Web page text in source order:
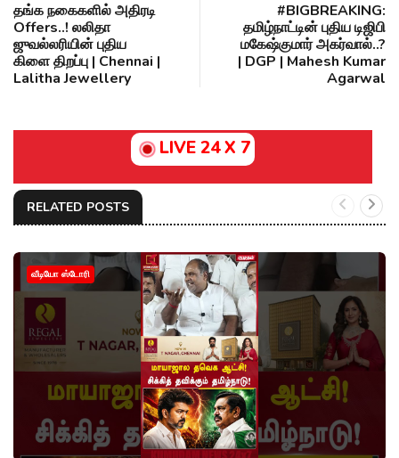
தங்க நகைகளில் அதிரடி
Offers..! லலிதா
ஜுவல்லரியின் புதிய
கிளை திறப்பு | Chennai |
Lalitha Jewellery
#BIGBREAKING:
தமிழ்நாட்டின் புதிய டிஜிபி
மகேஷ்குமார் அகர்வால்..?
| DGP | Mahesh Kumar
Agarwal
LIVE 24 X 7
RELATED POSTS
வீடியோ ஸ்டோரி